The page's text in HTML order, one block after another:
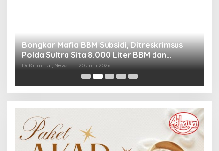
Bongkar Mafia BBM Subsidi, Ditreskrimsus
Polda Sultra Sita 8.000 Liter BBM dan
Ringkus 3 Tersangka
Di Kriminal, News 20 Juni 2026